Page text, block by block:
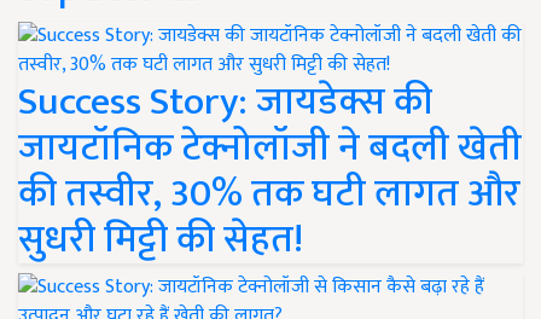
Success Story: जायडेक्स की
जायटॉनिक टेक्नोलॉजी ने बदली खेती
की तस्वीर, 30% तक घटी लागत और
सुधरी मिट्टी की सेहत!